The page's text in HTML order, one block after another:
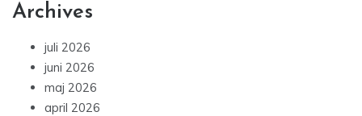
Archives
juli 2026
juni 2026
maj 2026
april 2026